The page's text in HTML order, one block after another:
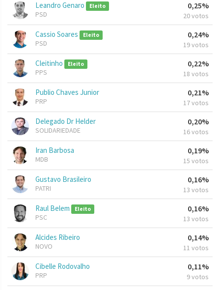
Leandro Genaro Eleito
PSD
0,25%
20 votos
Cassio Soares Eleito
PSD
0,24%
19 votos
Cleitinho Eleito
PPS
0,22%
18 votos
Publio Chaves Junior
PRP
0,21%
17 votos
Delegado Dr Helder
SOLIDARIEDADE
0,20%
16 votos
Iran Barbosa
MDB
0,19%
15 votos
Gustavo Brasileiro
PATRI
0,16%
13 votos
Raul Belem Eleito
PSC
0,16%
13 votos
Alcides Ribeiro
NOVO
0,14%
11 votos
Cibelle Rodovalho
PRP
0,11%
9 votos